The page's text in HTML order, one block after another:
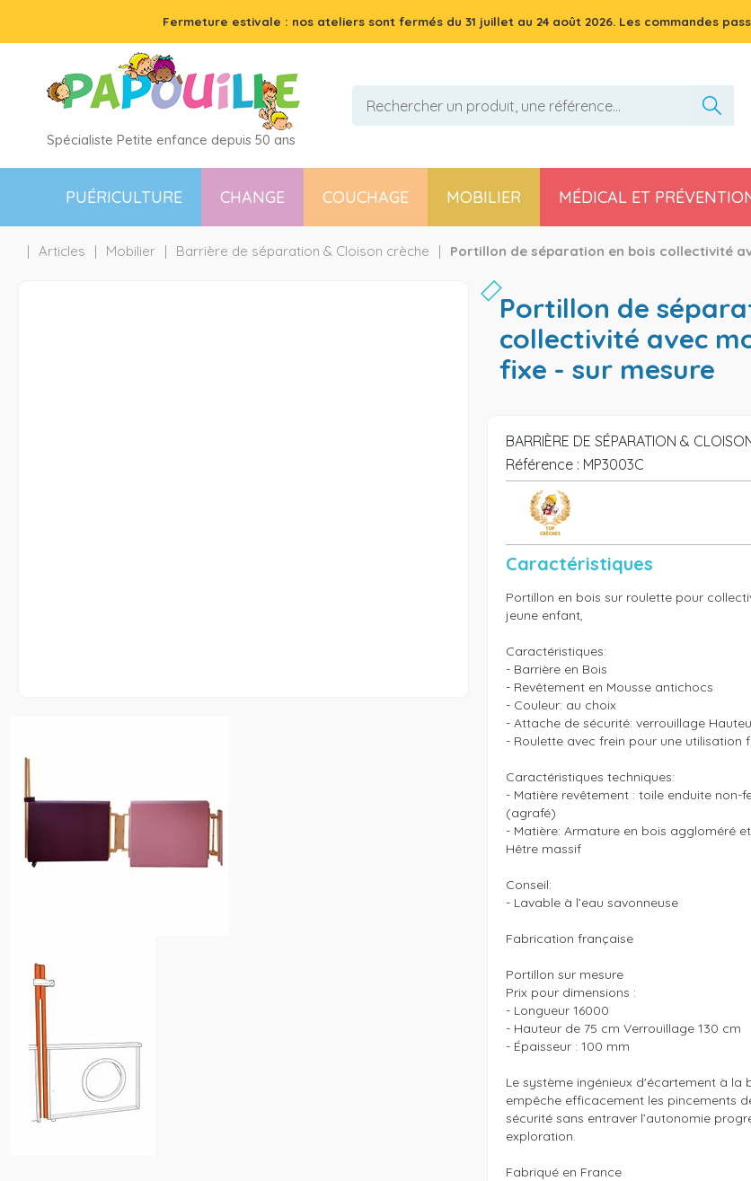
Fermeture estivale : nos ateliers sont fermés du 31 juillet au 24 août 2026. Les commandes
Spécialiste Petite enfance depuis 50 ans
PUÉRICULTURE CHANGE COUCHAGE MOBILIER MÉDICAL ET
Articles Mobilier Barrière de séparation & Cloison crèche Portillon de séparation en bois collectivité
portillon de séparation en bois
collectivité avec
fixe - sur mesure
BARRIÈRE DE SÉPARATION &
Référence : MP3003C
Caractéristiques
Portillon en bois sur roulette pour
jeune enfant,
Caractéristiques:
- Barrière en Bois
- Revêtement en Mousse antichocs
- Couleur: au choix
- Attache de sécurité: verrouillage
- Roulette avec frein pour une utilisation
Caractéristiques techniques:
- Matière revêtement : toile enduite non-
(agrafé)
- Matière: Armature en bois aggloméré
Hêtre massif
Conseil:
- Lavable à l’eau savonneuse
Fabrication française
Portillon sur mesure
Prix pour dimensions :
- Longueur 16000
- Hauteur de 75 cm Verrouillage 130 cm
- Épaisseur : 100 mm
Le système ingénieux d'écartement à la
empêche efficacement les pincements
sécurité sans entraver l’autonomie
exploration.
Fabriqué en France